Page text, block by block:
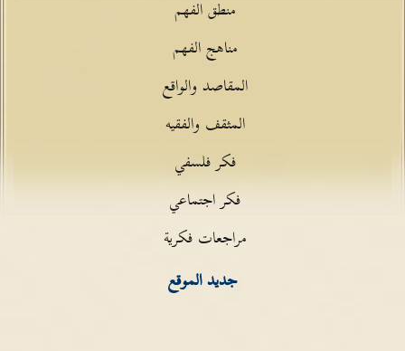
منطق الفهم
مناهج الفهم
المقاصد والواقع
المثقف والفقيه
فكر فلسفي
فكر اجتماعي
مراجعات فكرية
جديد الموقع